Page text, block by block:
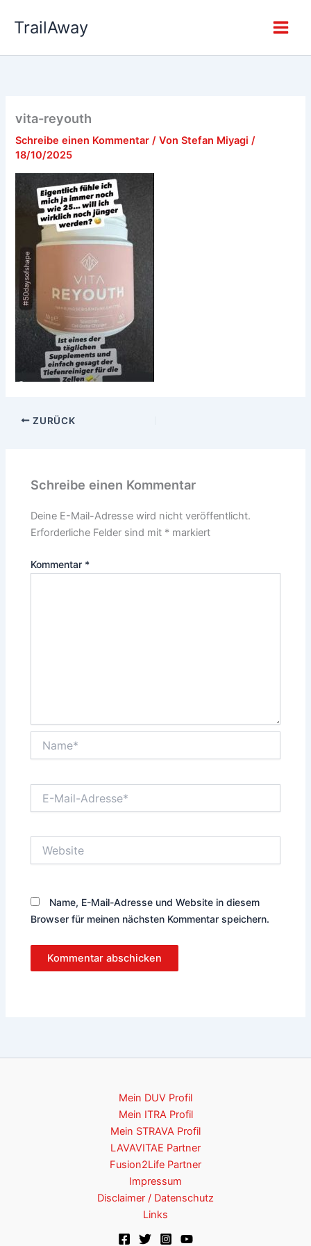
InhaltTrailAway
vita-reyouth
Schreibe einen Kommentar / VonStefan Miyagi/
18/10/2025
ZURÜCK
Schreibe einen Kommentar
Deine E-Mail-Adresse wird nicht veröffentlicht.
Erforderliche Felder sind mit * markiert
Kommentar *
Mail-
Name, E-Mail-Adresse und Website in diesem
Browser für meinen nächsten Kommentar speichern.
Mein DUV Profil
Mein ITRA Profil
Mein STRAVA Profil
LAVAVITAE Partner
Fusion2Life Partner
Impressum
Disclaimer / Datenschutz
Links